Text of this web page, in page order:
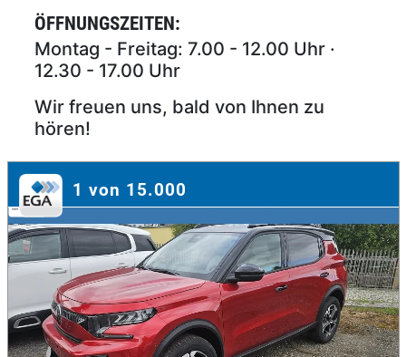
ÖFFNUNGSZEITEN:
Montag - Freitag: 7.00 - 12.00 Uhr ·
12.30 - 17.00 Uhr
Wir freuen uns, bald von Ihnen zu
hören!
1 von 15.000